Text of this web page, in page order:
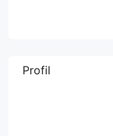
Profil